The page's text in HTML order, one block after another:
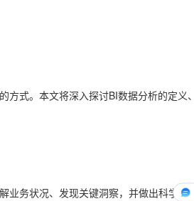
方式。本文将深入探讨BI数据分析的定义
务状况、发现关键洞察，并做出科学的